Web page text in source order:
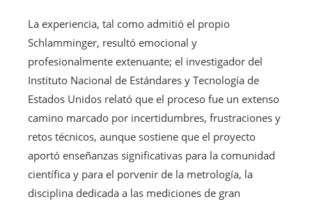
La experiencia, tal como admitió el propio
Schlamminger, resultó emocional y
profesionalmente extenuante; el investigador del
Instituto Nacional de Estándares y Tecnología de
Estados Unidos relató que el proceso fue un extenso
camino marcado por incertidumbres, frustraciones y
retos técnicos, aunque sostiene que el proyecto
aportó enseñanzas significativas para la comunidad
científica y para el porvenir de la metrología, la
disciplina dedicada a las mediciones de gran